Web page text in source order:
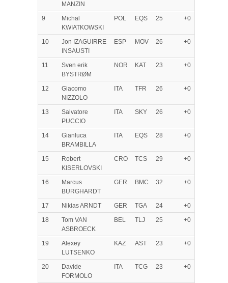
MANZIN
9
Michal
KWIATKOWSKI
POL EQS 25 +0
10
Jon IZAGUIRRE
INSAUSTI
ESP MOV 26 +0
11
Sven erik
BYSTRØM
NOR KAT 23 +0
12
Giacomo
NIZZOLO
ITA TFR 26 +0
13
Salvatore
PUCCIO
ITA SKY 26 +0
14
Gianluca
BRAMBILLA
ITA EQS 28 +0
15
Robert
KISERLOVSKI
CRO TCS 29 +0
16
Marcus
BURGHARDT
GER BMC 32 +0
17 Nikias ARNDT GER TGA 24
+0
18
Tom VAN
ASBROECK
BEL TLJ 25 +0
19
Alexey
LUTSENKO
KAZ AST 23 +0
20
Davide
FORMOLO
ITA TCG 23 +0